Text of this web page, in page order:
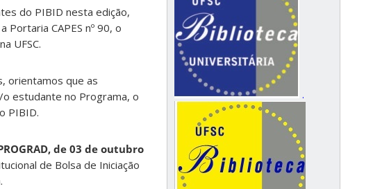
do PIBID nesta edição,
Portaria CAPES nº 90, o
UFSC.
orientamos que as
estudante no Programa, o
PIBID.
de 03 de outubro
de Bolsa de Iniciação
.